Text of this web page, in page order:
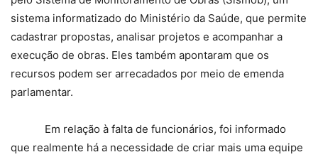
sistema informatizado do Ministério da Saúde, que permite
cadastrar propostas, analisar projetos e acompanhar a
execução de obras. Eles também apontaram que os
recursos podem ser arrecadados por meio de emenda
parlamentar.
Em relação à falta de funcionários, foi informado
que realmente há a necessidade de criar mais uma equipe